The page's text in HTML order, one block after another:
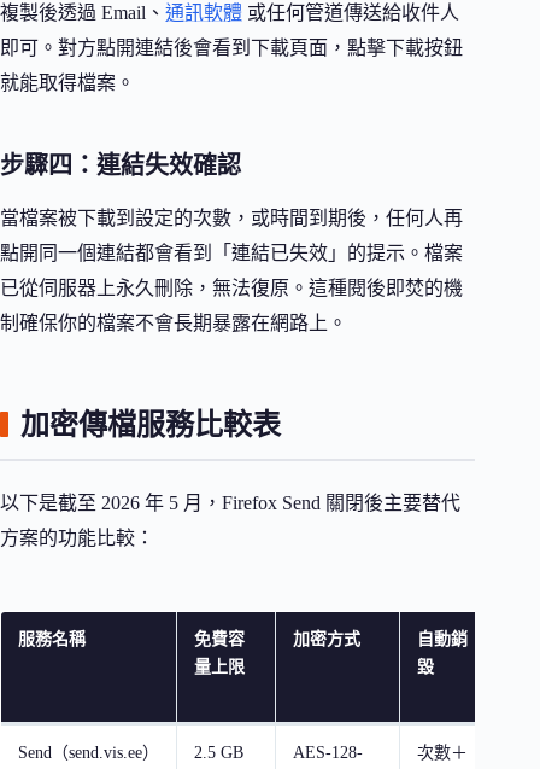
複製後透過 Email、 通訊軟體 或任何管道傳送給收件人
即可。對方點開連結後會看到下載頁面，點擊下載按鈕
就能取得檔案。
步驟四：連結失效確認
當檔案被下載到設定的次數，或時間到期後，任何人再
點開同一個連結都會看到「連結已失效」的提示。檔案
已從伺服器上永久刪除，無法復原。這種閱後即焚的機
制確保你的檔案不會長期暴露在網路上。
加密傳檔服務比較表
以下是截至 2026 年 5 月，Firefox Send 關閉後主要替代
方案的功能比較：
服務名稱
免費容
量上限
加密方式
自動銷
毀
Send（send.vis.ee） 2.5 GB
AES-128-
次數＋